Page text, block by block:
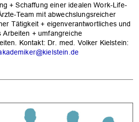
+ Schaffung einer idealen Work-Life-
Team mit abwechslungsreicher
Tätigkeit + eigenverantwortliches und
Arbeiten + umfangreiche
Kontakt: Dr. med. Volker Kielstein: